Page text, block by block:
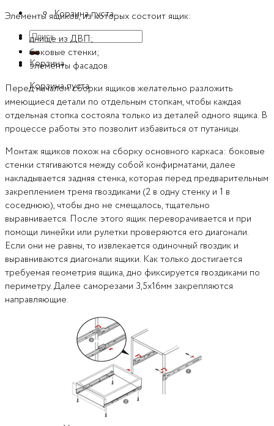
Корзина пуста.
Искать:
Корзина
Корзина пуста.
Элементы ящиков, из которых состоит ящик:
днище из ДВП;
боковые стенки;
элементы фасадов.
Перед началом сборки ящиков желательно разложить
имеющиеся детали по отдельным стопкам, чтобы каждая
отдельная стопка состояла только из деталей одного ящика. В
процессе работы это позволит избавиться от путаницы.
Монтаж ящиков похож на сборку основного каркаса: боковые
стенки стягиваются между собой конфирматами, далее
накладывается задняя стенка, которая перед предварительным
закреплением тремя гвоздиками (2 в одну стенку и 1 в
соседнюю), чтобы дно не смещалось, тщательно
выравнивается. После этого ящик переворачивается и при
помощи линейки или рулетки проверяются его диагонали.
Если они не равны, то извлекается одиночный гвоздик и
выравниваются диагонали ящики. Как только достигается
требуемая геометрия ящика, дно фиксируется гвоздиками по
периметру. Далее саморезами 3,5х16мм закрепляются
направляющие.